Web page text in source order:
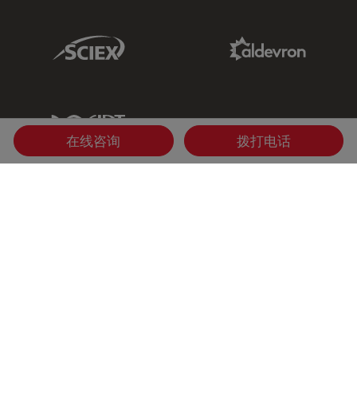
Sciex Link
IDT Link
在线咨询 拨打电话